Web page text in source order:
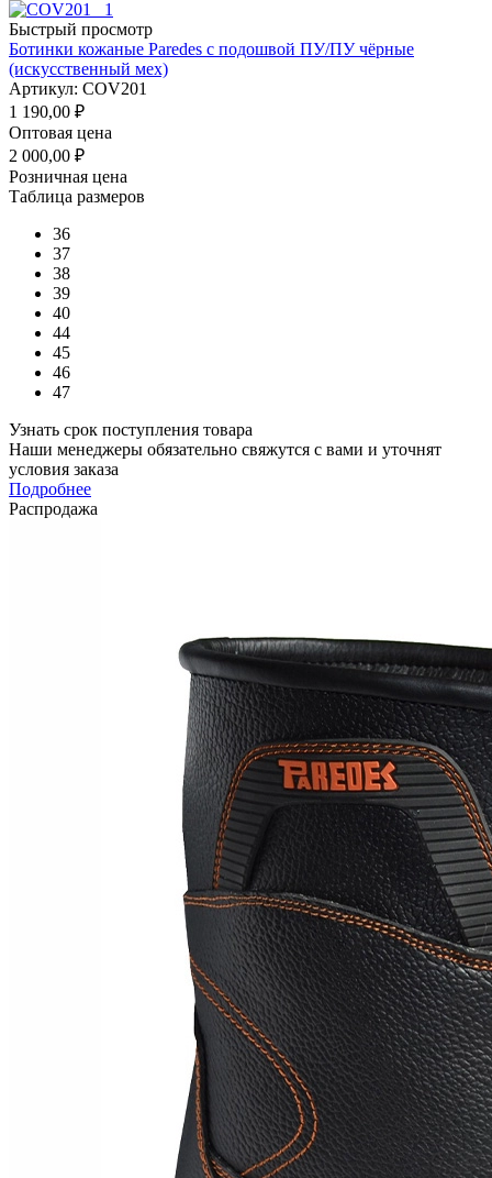
Быстрый просмотр
Ботинки кожаные Paredes c подошвой ПУ/ПУ чёрные
(искусственный мех)
Артикул: COV201
1 190,00 ₽
Оптовая цена
2 000,00 ₽
Розничная цена
Таблица размеров
36
37
38
39
40
44
45
46
47
Узнать срок поступления товара
Наши менеджеры обязательно свяжутся с вами и уточнят
условия заказа
Подробнее
Распродажа